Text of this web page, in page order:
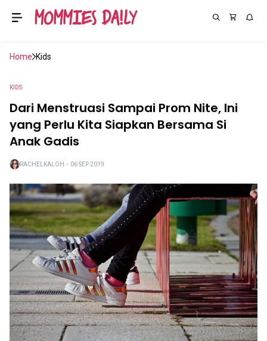
Home Kids
KIDS
Dari Menstruasi Sampai Prom Nite, Ini
yang Perlu Kita Siapkan Bersama Si
Anak Gadis
RACHELKALOH ・ 06 SEP 2019